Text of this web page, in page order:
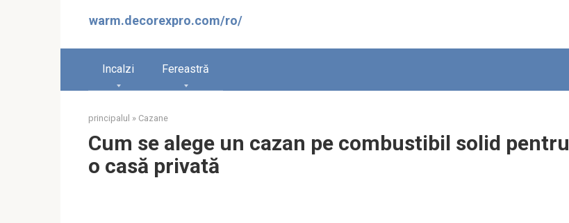
warm.decorexpro.com/ro/
Incalzi Fereastră
principalul » Cazane
Cum se alege un cazan pe combustibil solid pentru
o casă privată